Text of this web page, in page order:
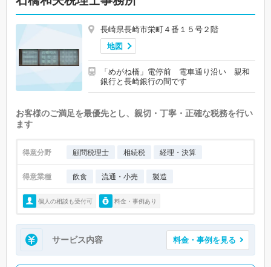
長崎県長崎市栄町４番１５号２階
地図
「めがね橋」電停前 電車通り沿い 親和
銀行と長崎銀行の間です
お客様のご満足を最優先とし、親切・丁寧・正確な税務を行い
ます
得意分野 顧問税理士 相続税 経理・決算
得意業種 飲食 流通・小売 製造
個人の相談も受付可 料金・事例あり
サービス内容 料金・事例を見る